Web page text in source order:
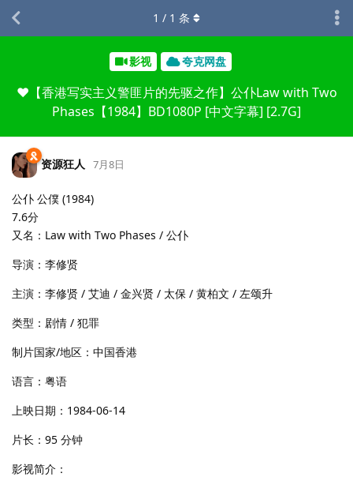
影视 夸克网盘
❤️【香港写实主义警匪片的先驱之作】公仆Law with Two
Phases【1984】BD1080P [中文字幕] [2.7G]
1 / 1 条
资源狂人 7月8日
公仆 公僕 (1984)
7.6分
又名：Law with Two Phases / 公仆
导演：李修贤
主演：李修贤 / 艾迪 / 金兴贤 / 太保 / 黄柏文 / 左颂升
类型：剧情 / 犯罪
制片国家/地区：中国香港
语言：粤语
上映日期：1984-06-14
片长：95 分钟
影视简介：